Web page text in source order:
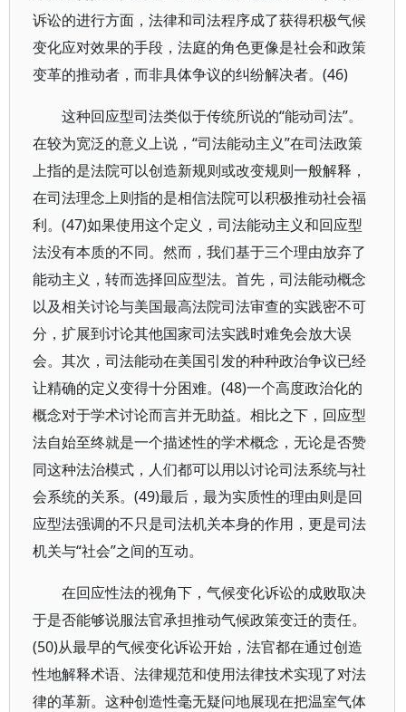
诉讼的进行方面，法律和司法程序成了获得积极气候
变化应对效果的手段，法庭的角色更像是社会和政策
变革的推动者，而非具体争议的纠纷解决者。(46)
这种回应型司法类似于传统所说的“能动司法”。
在较为宽泛的意义上说，“司法能动主义”在司法政策
上指的是法院可以创造新规则或改变规则一般解释，
在司法理念上则指的是相信法院可以积极推动社会福
利。(47)如果使用这个定义，司法能动主义和回应型
法没有本质的不同。然而，我们基于三个理由放弃了
能动主义，转而选择回应型法。首先，司法能动概念
以及相关讨论与美国最高法院司法审查的实践密不可
分，扩展到讨论其他国家司法实践时难免会放大误
会。其次，司法能动在美国引发的种种政治争议已经
让精确的定义变得十分困难。(48)一个高度政治化的
概念对于学术讨论而言并无助益。相比之下，回应型
法自始至终就是一个描述性的学术概念，无论是否赞
同这种法治模式，人们都可以用以讨论司法系统与社
会系统的关系。(49)最后，最为实质性的理由则是回
应型法强调的不只是司法机关本身的作用，更是司法
机关与“社会”之间的互动。
在回应性法的视角下，气候变化诉讼的成败取决
于是否能够说服法官承担推动气候政策变迁的责任。
(50)从最早的气候变化诉讼开始，法官都在通过创造
性地解释术语、法律规范和使用法律技术实现了对法
律的革新。这种创造性毫无疑问地展现在把温室气体